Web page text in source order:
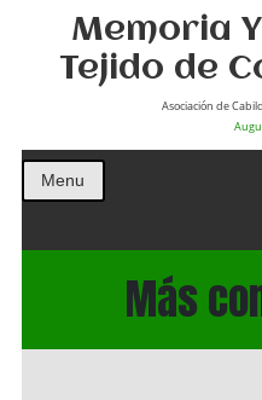
Memoria
Tejido de
Asociación de
Menu
Más